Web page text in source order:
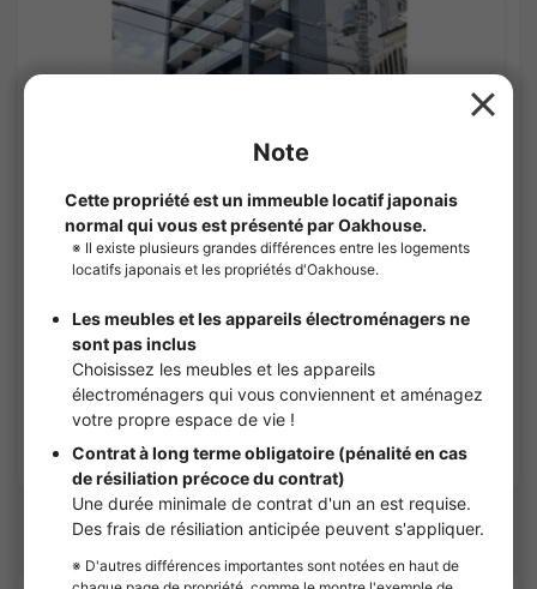
1/3
¥129,000 - ¥134,000 Vacant
25.80㎡〜 /8Etages
Entièrement meublé Pas de caution
Voir les détails
Sharehouses à Motosumiyoshi Station